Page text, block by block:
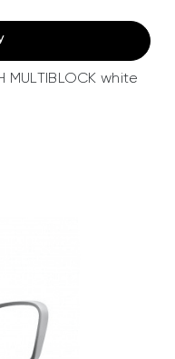
white